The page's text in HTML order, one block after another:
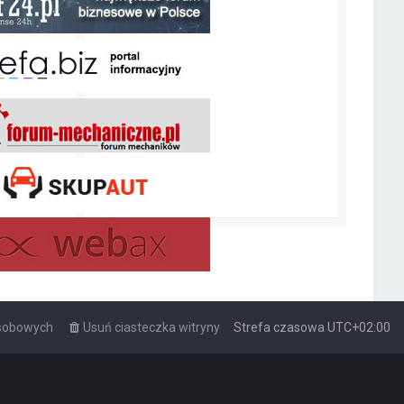
Strefa czasowa UTC+02:00
Usuń ciasteczka witryny